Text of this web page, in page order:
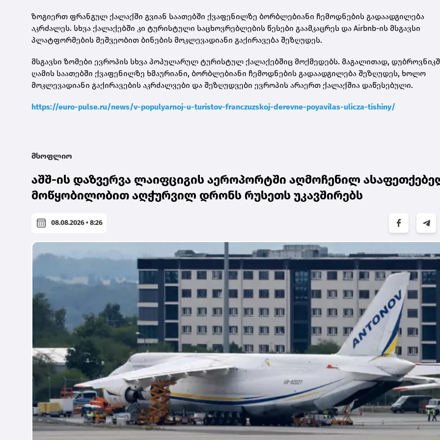
ზოგიერთ ფრანგულ ქალაქში გვიან საათებში ქვაფენილზე ბორბლებიანი ჩემოდნების გადაადგილება
აკრძალეს. სხვა ქალაქებში კი ტურისტული საცხოვრებლების წესები გაამკაცრეს და Airbnb-ის მსგავსი
პლატფორმების მეშვეობით ბინების მოკლევადიანი გაქირავება შეზღუდეს.
მსგავსი ზომები ევროპის სხვა პოპულარულ ტურისტულ ქალაქებშიც მოქმედებს. მაგალითად,
ღამის საათებში ქვაფენილზე ხმაურიანი, ბორბლებიანი ჩემოდნების გადაადგილება შეზღუდეს, ხოლო
მოკლევადიანი გაქირავების აკრძალვები და შეზღუდვები ევროპის არაერთ ქალაქშია დაწესებული.
https://euro-pulse.ru/news/v-populyarnoj-u-turistov-franczuzskoj-derevne-poyavilas-ulicza-tishiny/
მსოფლიო
აშშ-ის დაზვერვა ლაიფციგის აეროპორტში აღმოჩენილ
მოწყობილობით აღჭურვილ დრონს რუსეთს უკავშირებს
08.08.2026 • 8:26